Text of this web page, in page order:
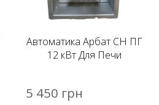
Автоматика Арбат СН ПГ
12 кВт Для Печи
5 450 грн